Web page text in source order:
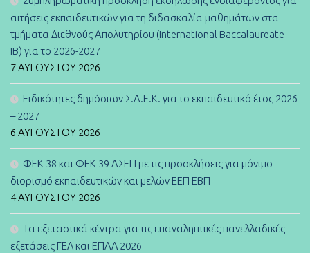
αιτήσεις εκπαιδευτικών για τη διδασκαλία μαθημάτων στα
τμήματα Διεθνούς Απολυτηρίου (International Baccalaureate –
IB) για το 2026-2027
7 ΑΥΓΟΎΣΤΟΥ 2026
Ειδικότητες δημόσιων Σ.Α.Ε.Κ. για το εκπαιδευτικό έτος 2026
– 2027
6 ΑΥΓΟΎΣΤΟΥ 2026
ΦΕΚ 38 και ΦΕΚ 39 ΑΣΕΠ με τις προσκλήσεις για μόνιμο
διορισμό εκπαιδευτικών και μελών ΕΕΠ ΕΒΠ
4 ΑΥΓΟΎΣΤΟΥ 2026
Τα εξεταστικά κέντρα για τις επαναληπτικές πανελλαδικές
εξετάσεις ΓΕΛ και ΕΠΑΛ 2026